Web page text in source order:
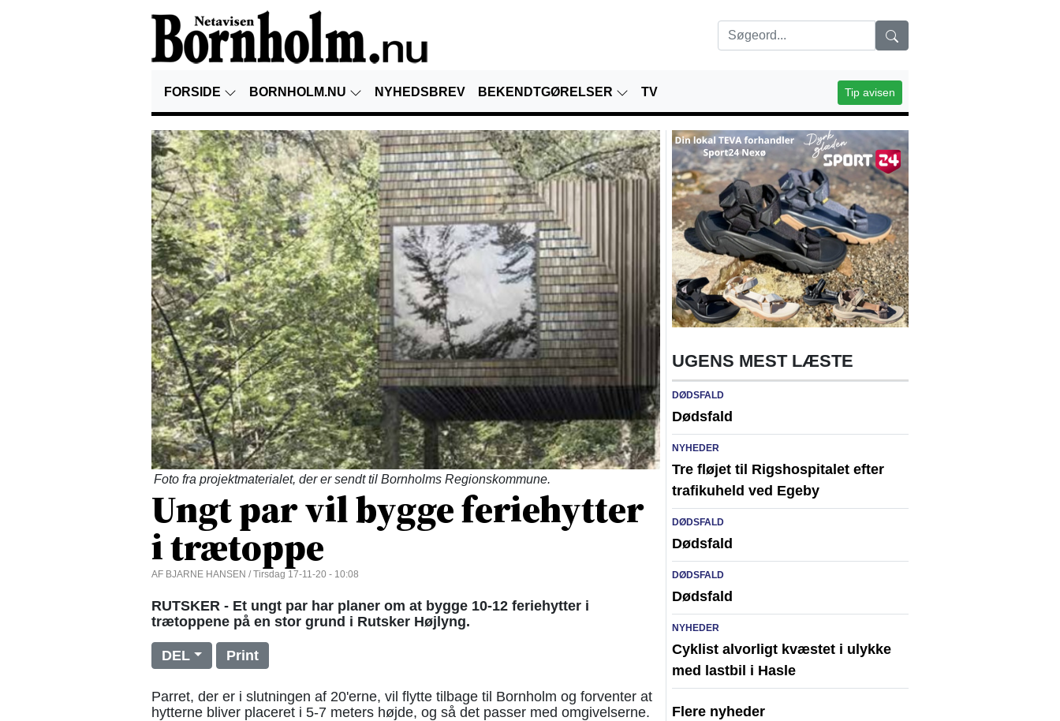
FORSIDE BORNHOLM.NU NYHEDSBREV BEKENDTGØRELSER TV Tip avisen
Foto fra projektmaterialet, der er sendt til Bornholms Regionskommune.
Ungt par vil bygge feriehytter
i trætoppe
AF BJARNE HANSEN / Tirsdag 17-11-20 - 10:08
RUTSKER - Et ungt par har planer om at bygge 10-12 feriehytter i
trætoppene på en stor grund i Rutsker Højlyng.
DEL Print
Parret, der er i slutningen af 20'erne, vil flytte tilbage til Bornholm og forventer at
hytterne bliver placeret i 5-7 meters højde, og så det passer med omgivelserne.
UGENS MEST LÆSTE
DØDSFALD
Dødsfald
NYHEDER
Tre fløjet til Rigshospitalet efter
trafikuheld ved Egeby
DØDSFALD
Dødsfald
DØDSFALD
Dødsfald
NYHEDER
Cyklist alvorligt kvæstet i ulykke
med lastbil i Hasle
Flere nyheder